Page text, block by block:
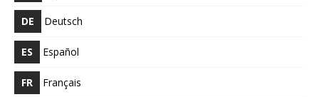
DE Deutsch
ES Español
FR Français